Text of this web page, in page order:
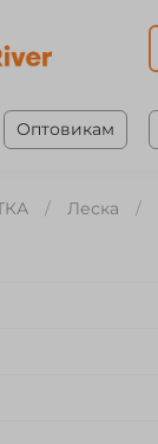
Оптовикам
Леска